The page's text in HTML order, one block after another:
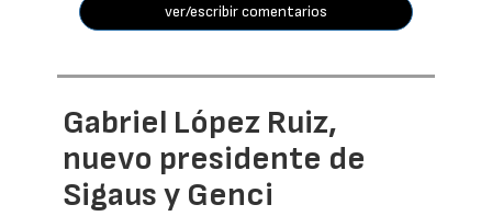
ver/escribir comentarios
Gabriel López Ruiz,
nuevo presidente de
Sigaus y Genci